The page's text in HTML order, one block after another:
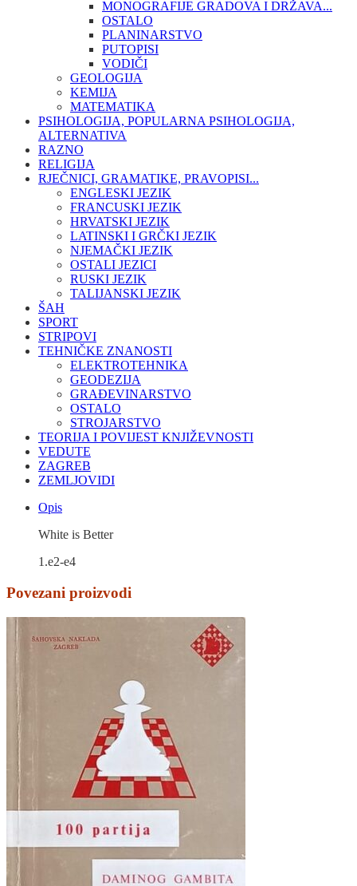
MONOGRAFIJE GRADOVA I DRŽAVA...
OSTALO
PLANINARSTVO
PUTOPISI
VODIČI
GEOLOGIJA
KEMIJA
MATEMATIKA
PSIHOLOGIJA, POPULARNA PSIHOLOGIJA,
ALTERNATIVA
RAZNO
RELIGIJA
RJEČNICI, GRAMATIKE, PRAVOPISI...
ENGLESKI JEZIK
FRANCUSKI JEZIK
HRVATSKI JEZIK
LATINSKI I GRČKI JEZIK
NJEMAČKI JEZIK
OSTALI JEZICI
RUSKI JEZIK
TALIJANSKI JEZIK
ŠAH
SPORT
STRIPOVI
TEHNIČKE ZNANOSTI
ELEKTROTEHNIKA
GEODEZIJA
GRAĐEVINARSTVO
OSTALO
STROJARSTVO
TEORIJA I POVIJEST KNJIŽEVNOSTI
VEDUTE
ZAGREB
ZEMLJOVIDI
Opis
White is Better
1.e2-e4
Povezani proizvodi